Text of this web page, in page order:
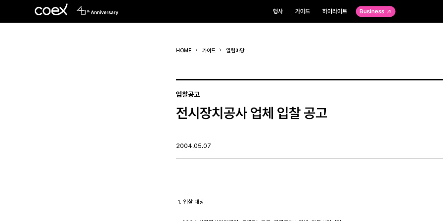
행사 가이드 하이라이트 Business
HOME 가이드 알림마당
입찰공고
전시장치공사 업체 입찰 공고
2004.05.07
1. 입찰 대상